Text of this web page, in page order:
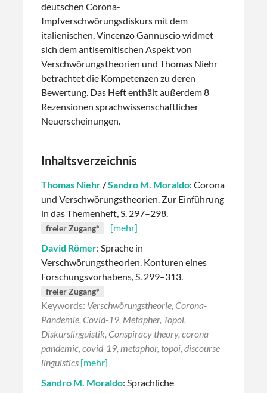
deutschen Corona-
Impfverschwörungsdiskurs mit dem
italienischen, Vincenzo Gannuscio widmet
sich dem antisemitischen Aspekt von
Verschwörungstheorien und Thomas Niehr
betrachtet die Kompetenzen zu deren
Bewertung. Das Heft enthält außerdem 8
Rezensionen sprachwissenschaftlicher
Neuerscheinungen.
Inhaltsverzeichnis
Thomas Niehr/Sandro M. Moraldo: Corona
und Verschwörungstheorien. Zur Einführung
in das Themenheft, S. 297–298.
freier Zugang*
[mehr]
David Römer: Sprache in
Verschwörungstheorien. Konturen eines
Forschungsvorhabens, S. 299–313.
freier Zugang*
Keywords: Verschwörungstheorie, Corona-
Pandemie, Covid-19, Metapher, Topoi,
Diskurslinguistik, Conspiracy theory, corona
pandemic, covid-19, metaphor, topoi, discourse
linguistics [mehr]
Sandro M. Moraldo: Sprachliche